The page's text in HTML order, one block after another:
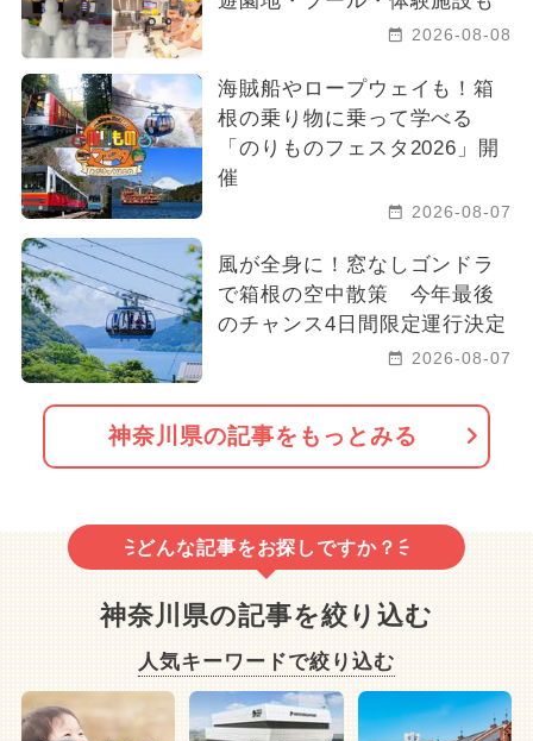
2026-08-08
海賊船やロープウェイも！箱
根の乗り物に乗って学べる
「のりものフェスタ2026」開
催
2026-08-07
風が全身に！窓なしゴンドラ
で箱根の空中散策 今年最後
のチャンス4日間限定運行決定
2026-08-07
神奈川県の記事をもっとみる
どんな記事をお探しですか？
神奈川県の記事を絞り込む
人気キーワードで絞り込む